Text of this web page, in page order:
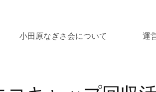
小田原なぎさ会について 運